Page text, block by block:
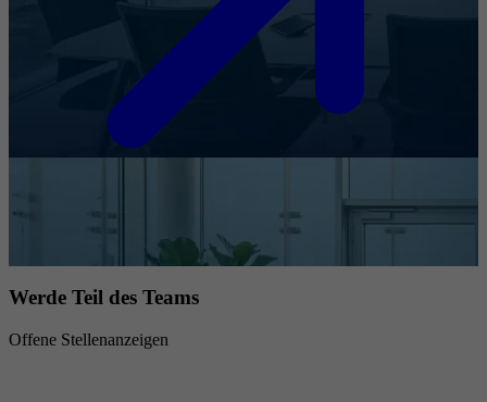
Werde Teil des Teams
Offene Stellenanzeigen